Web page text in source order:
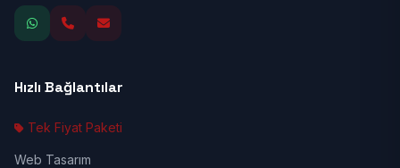
Hızlı Bağlantılar
Tek Fiyat Paketi
Web Tasarım